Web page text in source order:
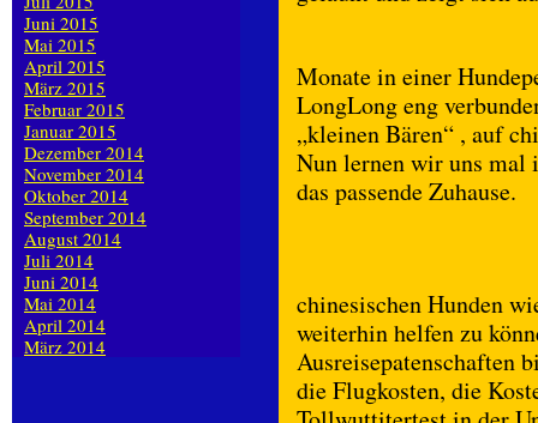
Monate in einer
LongLong eng
„kleinen Bären“ , auf
Nun lernen wir uns mal
das passende Zuhause.
chinesischen Hunden
weiterhin helfen zu
Ausreisepatenschaften
die Flugkosten, die
Juni 2015
Mai 2015
April 2015
März 2015
Februar 2015
Januar 2015
Dezember 2014
November 2014
Oktober 2014
September 2014
August 2014
Juli 2014
Juni 2014
Mai 2014
April 2014
März 2014